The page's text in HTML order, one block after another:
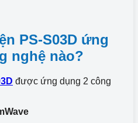
PS-S03D ứng
nghệ nào?
được ứng dụng 2 công